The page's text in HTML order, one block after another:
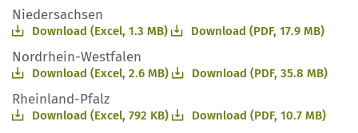
Niedersachsen
Download (Excel, 1.3 MB) Download (PDF, 17.9 MB)
Nordrhein-Westfalen
Download (Excel, 2.6 MB) Download (PDF, 35.8 MB)
Rheinland-Pfalz
Download (Excel, 792 KB) Download (PDF, 10.7 MB)